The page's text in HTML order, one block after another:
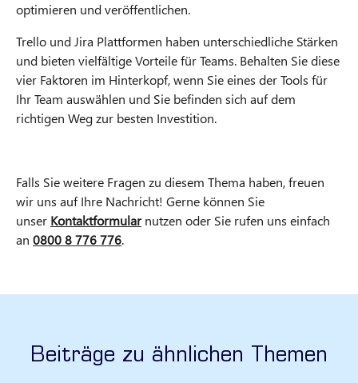
optimieren und veröffentlichen.
Trello und Jira Plattformen haben unterschiedliche Stärken
und bieten vielfältige Vorteile für Teams. Behalten Sie diese
vier Faktoren im Hinterkopf, wenn Sie eines der Tools für
Ihr Team auswählen und Sie befinden sich auf dem
richtigen Weg zur besten Investition.
Falls Sie weitere Fragen zu diesem Thema haben, freuen
wir uns auf Ihre Nachricht! Gerne können Sie
unser Kontaktformular nutzen oder Sie rufen uns einfach
an 0800 8 776 776.
Beiträge zu ähnlichen Themen